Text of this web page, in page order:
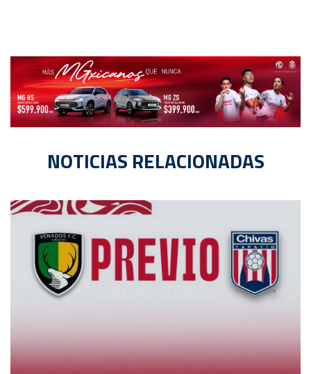
NOTICIAS RELACIONADAS